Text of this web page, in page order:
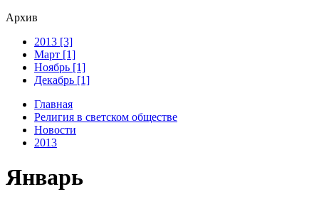
Архив
2013 [3]
Март [1]
Ноябрь [1]
Декабрь [1]
Главная
Религия в светском обществе
Новости
2013
Январь